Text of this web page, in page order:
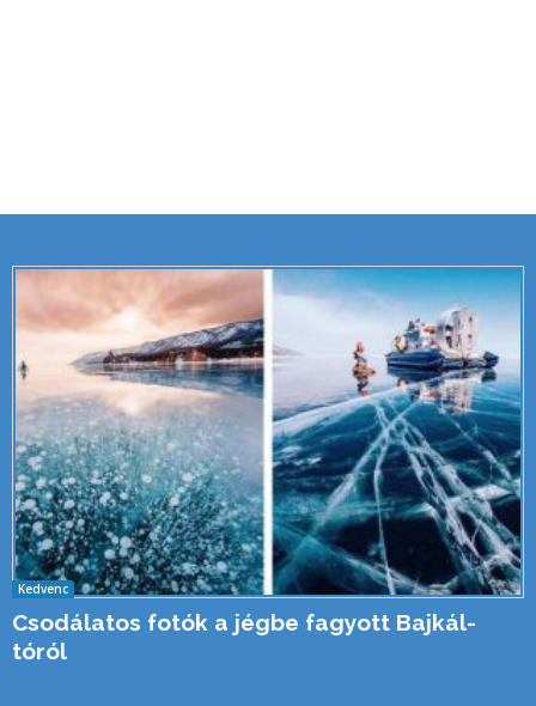
Kedvenc
Csodálatos fotók a jégbe fagyott Bajkál-
tóról